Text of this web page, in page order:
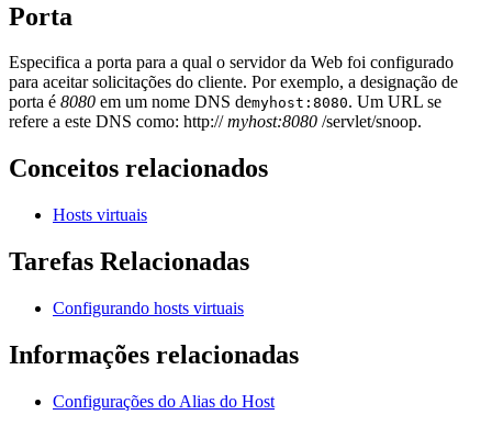
Porta
Especifica a porta para a qual o servidor da Web foi configurado
para aceitar solicitações do cliente. Por exemplo, a designação de
porta é 8080 em um nome DNS demyhost:8080. Um URL se
refere a este DNS como: http://myhost:8080 /servlet/snoop.
Conceitos relacionados
Hosts virtuais
Tarefas Relacionadas
Configurando hosts virtuais
Informações relacionadas
Configurações do Alias do Host